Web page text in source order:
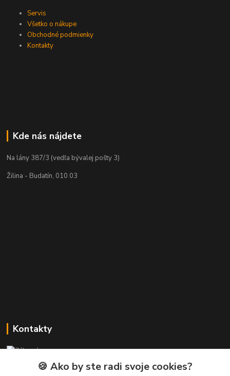
Servis
Všetko o nákupe
Obchodné podmienky
Kontakty
Kde nás nájdete
Na lány 387/3 (vedľa bývalej pošty 3)
Žilina - Budatín, 010 03
Kontakty
+421 911 010 560
Po-Pia, 13-17 hod.
🍪 Ako by ste radi svoje cookies?